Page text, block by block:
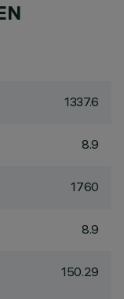
1337.6
8.9
1760
8.9
150.29